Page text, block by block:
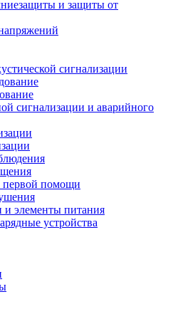
и защиты от
сигнализации
сигнализации и аварийного
первой помощи
и элементы питания
устройства